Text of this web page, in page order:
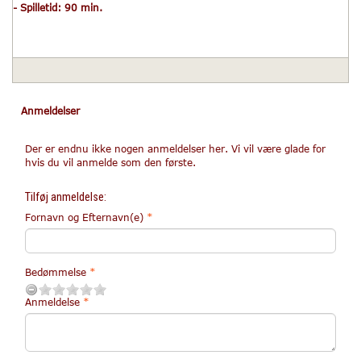
- Spilletid: 90 min.
Anmeldelser
Der er endnu ikke nogen anmeldelser her. Vi vil være glade for
hvis du vil anmelde som den første.
Tilføj anmeldelse:
Fornavn og Efternavn(e)
Bedømmelse
Anmeldelse